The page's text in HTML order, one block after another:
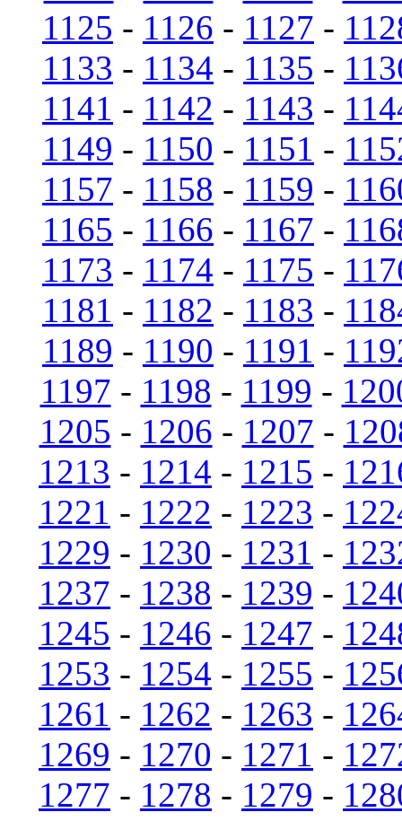
1125 - 1126 - 1127 -
1133 - 1134 - 1135 -
1141 - 1142 - 1143 -
1149 - 1150 - 1151 -
1157 - 1158 - 1159 -
1165 - 1166 - 1167 -
1173 - 1174 - 1175 -
1181 - 1182 - 1183 -
1189 - 1190 - 1191 -
1197 - 1198 - 1199 -
1205 - 1206 - 1207 -
1213 - 1214 - 1215 -
1221 - 1222 - 1223 -
1229 - 1230 - 1231 -
1237 - 1238 - 1239 -
1245 - 1246 - 1247 -
1253 - 1254 - 1255 -
1261 - 1262 - 1263 -
1269 - 1270 - 1271 -
1277 - 1278 - 1279 -